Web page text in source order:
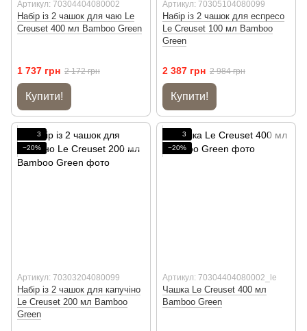
Артикул: 70304404080002
Набір із 2 чашок для чаю Le
Creuset 400 мл Bamboo Green
1 737 грн 2 172 грн
Купити!
Артикул: 70305104080099
Набір із 2 чашок для еспресо
Le Creuset 100 мл Bamboo
Green
2 387 грн 2 984 грн
Купити!
3
−20%
Артикул: 70303204080099
Набір із 2 чашок для капучіно
Le Creuset 200 мл Bamboo
Green
3
−20%
Артикул: 70304404080002_le
Чашка Le Creuset 400 мл
Bamboo Green